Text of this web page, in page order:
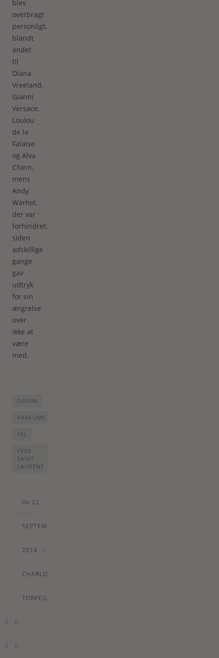
blev
overbragt
personligt,
blandt
andet
til
Diana
Vreeland,
Gianni
Versace,
Loulou
de la
Falaise
og Alva
Chinn,
mens
Andy
Warhol,
der var
forhindret,
siden
adskillige
gange
gav
udtryk
for sin
ærgrelse
over
ikke at
være
med.
OPIUM
PARFUME
YSL
YVES
SAINT
LAURENT
On 22.
SEPTEMBER
2014 •
CHARLOTTE
TORPEGAARD